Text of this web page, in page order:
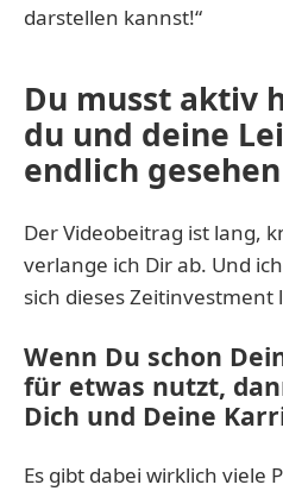
darstellen kannst!“
Du musst aktiv
du und deine
endlich
Der Videobeitrag ist lang,
verlange ich Dir ab. Und
sich dieses Zeitinvestment
Wenn Du schon
für etwas nutzt,
Dich und Deine
Es gibt dabei wirklich viele